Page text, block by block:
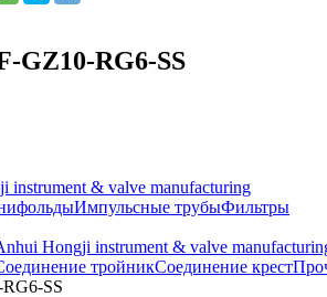
GZ10-RG6-SS
& valve manufacturing
Импульсные трубыФильтры
Hongji instrument & valve
тройникСоединение крест
SS